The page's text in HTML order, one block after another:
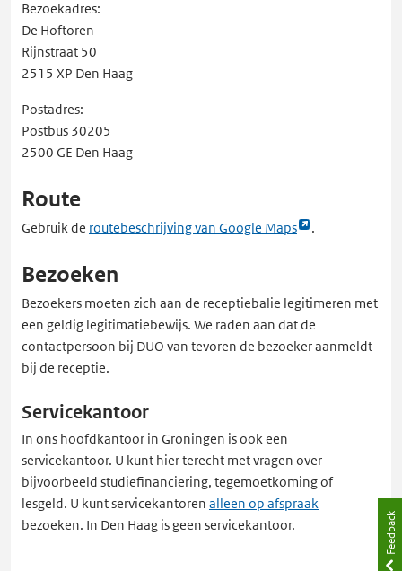
in
een
nieuw
tabblad
Bezoekadres:
De Hoftoren
Rijnstraat 50
2515 XP Den Haag
Postadres:
Postbus 30205
2500 GE Den Haag
Route
Gebruik de routebeschrijving van Google Maps
Link
externe
in
een
nieuw
tabblad
.
Bezoeken
Bezoekers moeten zich aan de receptiebalie legitimeren met
een geldig legitimatiebewijs. We raden aan dat de
contactpersoon bij DUO van tevoren de bezoeker aanmeldt
bij de receptie.
Servicekantoor
In ons hoofdkantoor in Groningen is ook een
servicekantoor. U kunt hier terecht met vragen over
bijvoorbeeld studiefinanciering, tegemoetkoming of
lesgeld. U kunt servicekantoren alleen op afspraak
bezoeken. In Den Haag is geen servicekantoor.
Feedback